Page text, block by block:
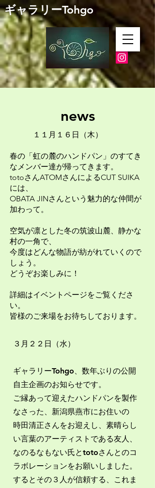
​ギャラリーTohgo
news
１１月１６日（木）
春の「虹の麓のハンドパン」のすてき
なメンバー達が帰ってきます。
totoさんATOMさんによるCUT SUIKA
には、
OBATA JINさんという魅力的な仲間が
加わって。
空気が凛とした冬の筑波山麓、静かな
村の一角で、
今度はどんな物語が紡がれていくので
しょう。
どうぞお楽しみに！
詳細はイベントページをご覧くださ
い。
​皆様のご来場をお待ちしております。
３月２２日（水）
ギャラリーTohgo、数年ぶりの公開
自主企画のお知らせです。
ご縁あって迎えたハンドパンを製作
なさった、新潟県燕市にお住いの
時田清正さんをお迎えし、素晴らし
い言葉のアーティストである友人、
なのるなもない氏とtotoさんとのコ
ラボレーションをお願いしました。
するとその３人が信頼する、これま